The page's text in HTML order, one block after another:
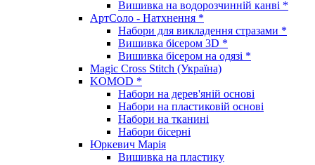
Вишивка на водорозчинній канві *
АртСоло - Натхнення *
Набори для викладення стразами *
Вишивка бісером 3D *
Вишивка бісером на одязі *
Magic Cross Stitch (Україна)
KOMOD *
Набори на дерев'яній основі
Набори на пластиковій основі
Набори на тканині
Набори бісерні
Юркевич Марія
Вишивка на пластику